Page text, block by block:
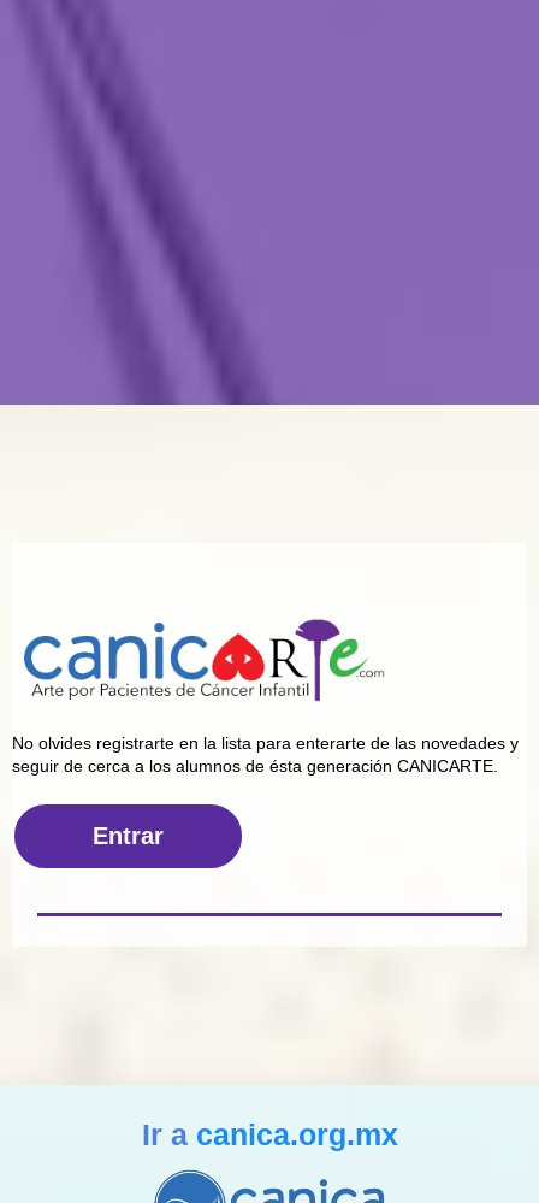
No olvides registrarte en la lista para enterarte de las novedades y
seguir de cerca a los alumnos de ésta generación CANICARTE.
Entrar
Ir a canica.org.mx